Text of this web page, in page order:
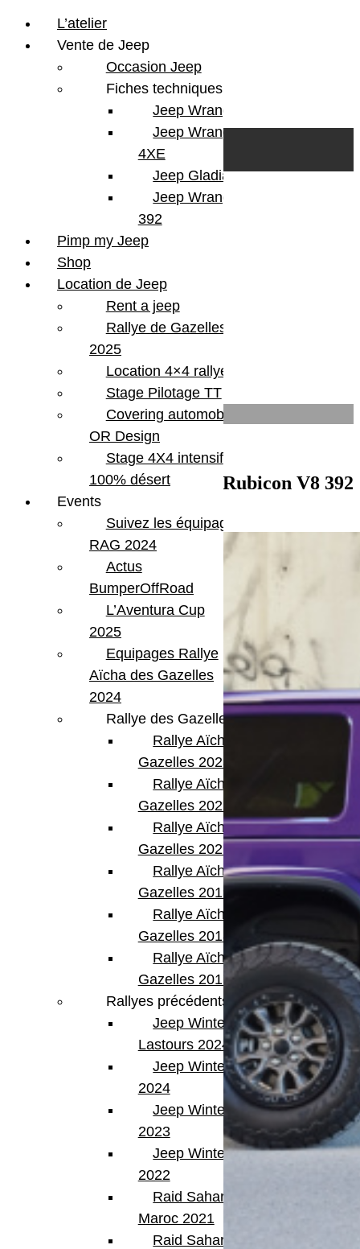
Wrangler 392 V8
Rubicon
KMS
100
Purple
4 Portes
Essence
Automatique
V8 392 HEMI
Infos supplémentaires
Bluetooth
Optiques à led
Pneus 35"
Rubicon
Jeep Wrangler Unlimited Rubicon V8 392
Reign 2023
L’atelier
Vente de Jeep
Occasion Jeep
Fiches techniques
Jeep Wrangler JL
Jeep Wrangler
4XE
Jeep Gladiator
Jeep Wrangler V8
392
Pimp my Jeep
Shop
Location de Jeep
Rent a jeep
Rallye de Gazelles
2025
Location 4×4 rallye
Stage Pilotage TT
Covering automobile –
OR Design
Stage 4X4 intensif
100% désert
Events
Suivez les équipages
RAG 2024
Actus
BumperOffRoad
L’Aventura Cup
2025
Equipages Rallye
Aïcha des Gazelles
2024
Rallye des Gazelles
Rallye Aïcha des
Gazelles 2023
Rallye Aïcha des
Gazelles 2022
Rallye Aïcha des
Gazelles 2021 -30th
Rallye Aïcha des
Gazelles 2019
Rallye Aïcha des
Gazelles 2018
Rallye Aïcha des
Gazelles 2017
Rallyes précédents
Jeep Winter
Lastours 2024
Jeep Winter Tour
2024
Jeep Winter Tour
2023
Jeep Winter Tour
2022
Raid Sahara Tour
Maroc 2021
Raid Sahara Tour